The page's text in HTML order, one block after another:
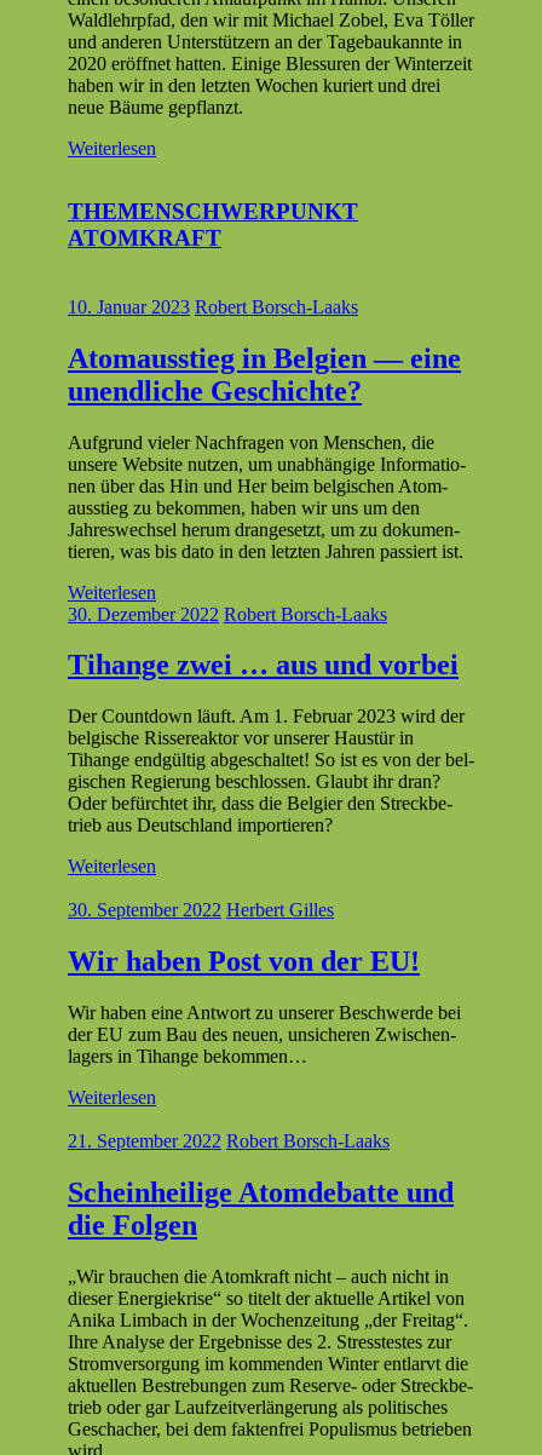
Waldlehrp­fad, den wir mit Michael Zobel, Eva Töller
und anderen Unter­stützern an der Tage­baukan­nte in
2020 eröffnet hat­ten. Einige Blessuren der Win­terzeit
haben wir in den let­zten Wochen kuri­ert und drei
neue Bäume gepflanzt.
Weiterlesen
THEMENSCHWERPUNKT
ATOMKRAFT
10. Januar 2023 Robert Borsch-Laaks
Atomausstieg in Belgien — eine
unendliche Geschichte?
Auf­grund viel­er Nach­fra­gen von Men­schen, die
unsere Web­site nutzen, um unab­hängige Infor­ma­tio­
nen über das Hin und Her beim bel­gis­chen Atom­
ausstieg zu bekom­men, haben wir uns um den
Jahreswech­sel herum drange­set­zt, um zu doku­men­
tieren, was bis dato in den let­zten Jahren passiert ist.
Weiterlesen
30. Dezember 2022 Robert Borsch-Laaks
Tihange zwei … aus und vorbei
Der Count­down läuft. Am 1. Feb­ru­ar 2023 wird der
bel­gis­che Ris­sereak­tor vor unser­er Haustür in
Tihange endgültig abgeschal­tet! So ist es von der bel­
gis­chen Regierung beschlossen. Glaubt ihr dran?
Oder befürchtet ihr, dass die Bel­gi­er den Streck­be­
trieb aus Deutsch­land importieren?
Weiterlesen
30. September 2022 Herbert Gilles
Wir haben Post von der EU!
Wir haben eine Antwort zu unser­er Beschw­erde bei
der EU zum Bau des neuen, unsicheren Zwis­chen­
lagers in Tihange bekommen…
Weiterlesen
21. September 2022 Robert Borsch-Laaks
Scheinheilige Atomdebatte und
die Folgen
„Wir brauchen die Atom­kraft nicht – auch nicht in
dieser Energiekrise“ so titelt der aktuelle Artikel von
Ani­ka Lim­bach in der Wochen­zeitung „der Fre­itag“.
Ihre Analyse der Ergeb­nisse des 2. Stresstestes zur
Stromver­sorgung im kom­menden Win­ter ent­larvt die
aktuellen Bestre­bun­gen zum Reserve- oder Streck­be­
trieb oder gar Laufzeitver­längerung als poli­tis­ches
Geschacher, bei dem fak­ten­frei Pop­ulis­mus betrieben
wird.